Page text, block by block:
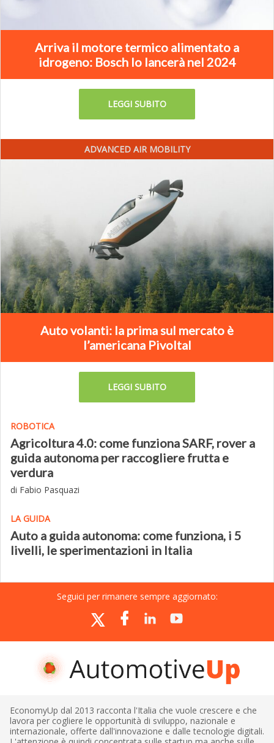
Arriva il motore termico alimentato a
idrogeno: Bosch lo lancerà nel 2024
LEGGI SUBITO
ADVANCED AIR MOBILITY
Auto volanti: la prima sul mercato è
l’americana Pivoltal
LEGGI SUBITO
ROBOTICA
Agricoltura 4.0: come funziona SARF, rover a
guida autonoma per raccogliere frutta e
verdura
di Fabio Pasquazi
LA GUIDA
Auto a guida autonoma: come funziona, i 5
livelli, le sperimentazioni in Italia
Seguici per rimanere sempre aggiornato:
EconomyUp dal 2013 racconta l'Italia che vuole crescere e che
lavora per cogliere le opportunità di sviluppo, nazionale e
internazionale, offerte dall'innovazione e dalle tecnologie digitali.